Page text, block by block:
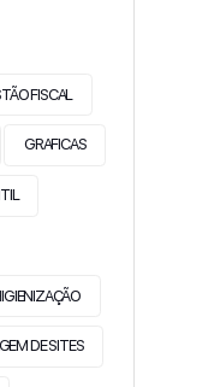
FISCAL
GRAFICAS
DE SITES